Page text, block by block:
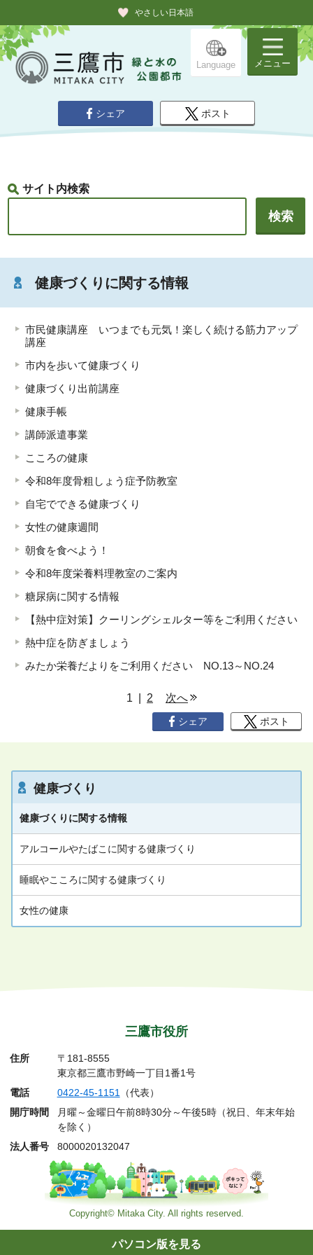
やさしい日本語
Language メニュー
シェア ポスト
サイト内検索
健康づくりに関する情報
市民健康講座 いつまでも元気！楽しく続ける筋力アップ
講座
市内を歩いて健康づくり
健康づくり出前講座
健康手帳
講師派遣事業
こころの健康
令和8年度骨粗しょう症予防教室
自宅でできる健康づくり
女性の健康週間
朝食を食べよう！
令和8年度栄養料理教室のご案内
糖尿病に関する情報
【熱中症対策】クーリングシェルター等をご利用ください
熱中症を防ぎましょう
みたか栄養だよりをご利用ください NO.13～NO.24
ス
ト
1 | 2 次へ
シェア ポスト
健康づくり
健康づくりに関する情報
アルコールやたばこに関する健康づくり
睡眠やこころに関する健康づくり
女性の健康
三鷹市役所
住所
〒181-8555
東京都三鷹市野崎一丁目1番1号
電話
0422-45-1151（代表）
開庁時間
月曜～金曜日午前8時30分～午後5時（祝日、年末年始
を除く）
法人番号
8000020132047
Copyright© Mitaka City. All rights reserved.
パソコン版を見る